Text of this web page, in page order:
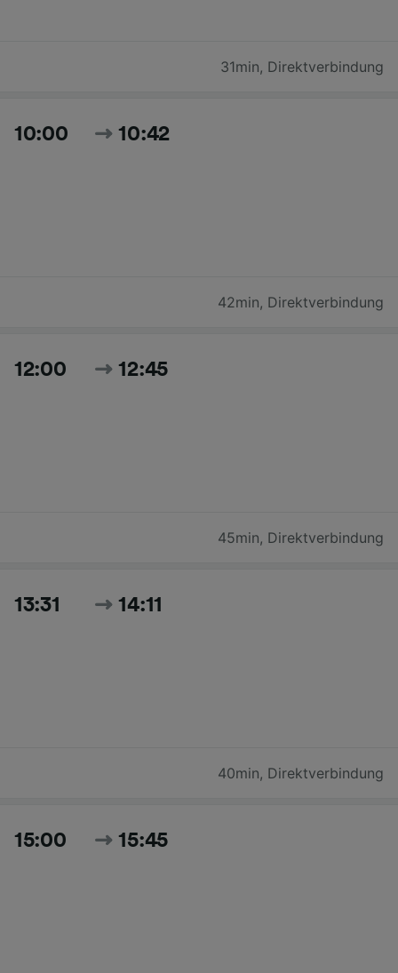
31min, Direktverbindung
10:00 10:42
42min, Direktverbindung
12:00 12:45
45min, Direktverbindung
13:31 14:11
40min, Direktverbindung
15:00 15:45